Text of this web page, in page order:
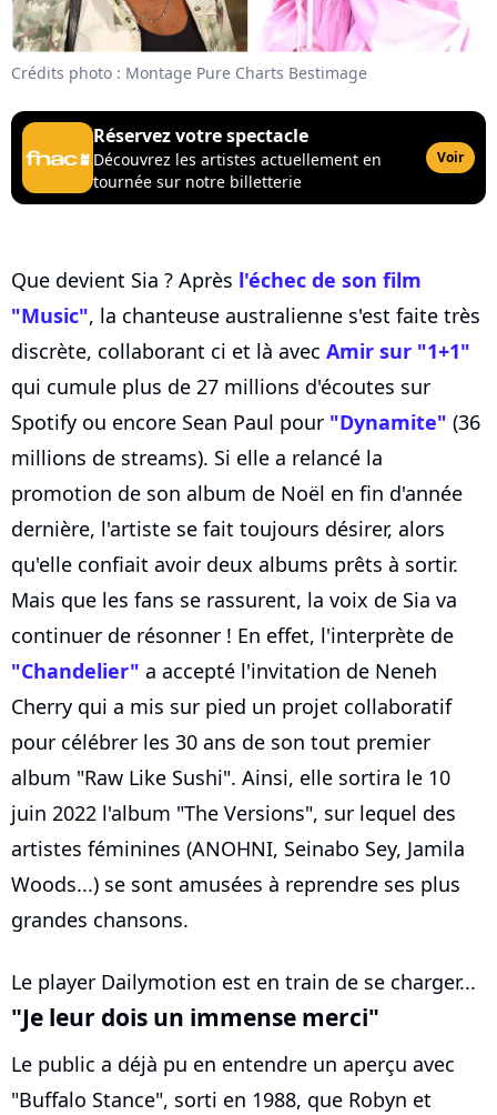
Crédits photo : Montage Pure Charts Bestimage
Réservez votre spectacle
Découvrez les artistes actuellement en
tournée sur notre billetterie
Voir
Que devient Sia ? Après l'échec de son film
"Music", la chanteuse australienne s'est faite très
discrète, collaborant ci et là avec Amir sur "1+1"
qui cumule plus de 27 millions d'écoutes sur
Spotify ou encore Sean Paul pour "Dynamite" (36
millions de streams). Si elle a relancé la
promotion de son album de Noël en fin d'année
dernière, l'artiste se fait toujours désirer, alors
qu'elle confiait avoir deux albums prêts à sortir.
Mais que les fans se rassurent, la voix de Sia va
continuer de résonner ! En effet, l'interprète de
"Chandelier" a accepté l'invitation de Neneh
Cherry qui a mis sur pied un projet collaboratif
pour célébrer les 30 ans de son tout premier
album "Raw Like Sushi". Ainsi, elle sortira le 10
juin 2022 l'album "The Versions", sur lequel des
artistes féminines (ANOHNI, Seinabo Sey, Jamila
Woods...) se sont amusées à reprendre ses plus
grandes chansons.
Le player Dailymotion est en train de se charger...
"Je leur dois un immense merci"
Le public a déjà pu en entendre un aperçu avec
"Buffalo Stance", sorti en 1988, que Robyn et